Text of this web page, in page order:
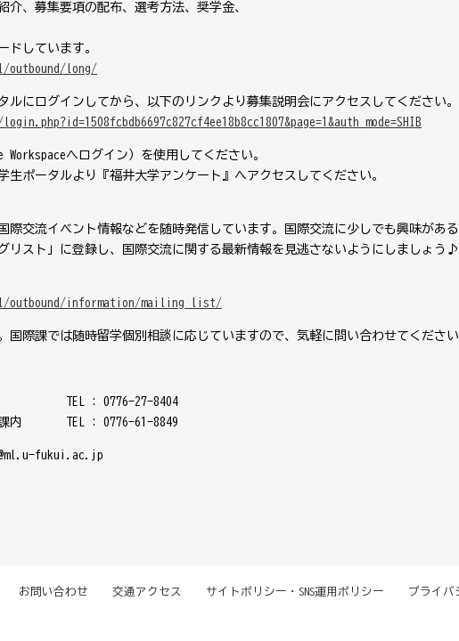
、募集要項の配布、選考方法、奨学金、
ドしています。
long/
ルにログインしてから、以下のリンクより募集説明会にアクセスしてください
Workspaceへログイン）を使用してください。
ポータルより『福井大学アンケート』へアクセスしてください。
際交流イベント情報などを随時発信しています。国際交流に少しでも興味があ
リスト」に登録し、国際交流に関する最新情報を見逃さないようにしましょう♪
information/mailing_list/
国際課では随時留学個別相談に応じていますので、気軽に問い合わせてくださ
: 0776-27-8404
課内 TEL : 0776-61-8849
fukui.ac.jp
お問い合わせ 交通アクセス サイトポリシー・SNS運用ポリシー プライバ